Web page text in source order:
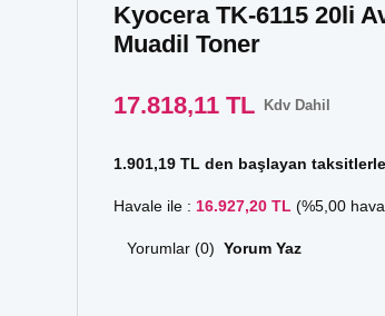
Kyocera TK-6115 20li
Muadil Toner
17.818,11 TL Kdv Dahil
1.901,19 TL den başlayan
Havale ile : 16.927,20 TL (%5,00
Yorumlar (0) Yorum Yaz